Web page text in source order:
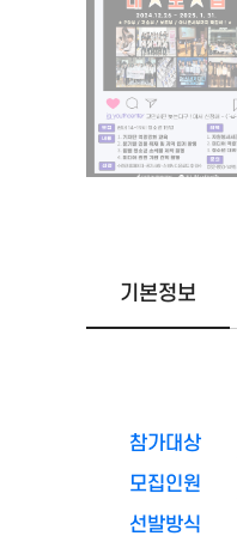
기본정보
참가대상
모집인원
선발방식